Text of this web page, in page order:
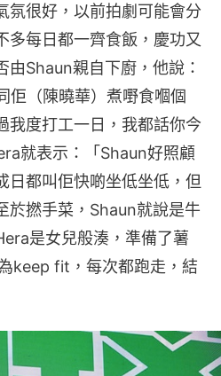
氛很好，以前拍劇可能會分
多每日都一齊食飯，慶功又
由Shaun親自下廚，他說：
佢（陳曉華）煮嘢食嗰個
我度打工一日，我都話你今
就表示：「Shaun好照顧
日都叫佢快啲坐低坐低，但
於撚手菜，Shaun就說是牛
是女兒般湊，準備了薯
keep fit，每次都跑走，結